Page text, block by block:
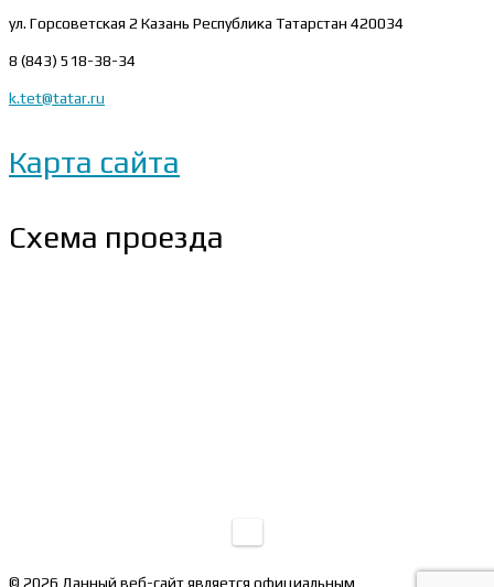
ул. Горсоветская 2 Казань Республика Татарстан 420034
8 (843) 518-38-34
k.tet@tatar.ru
Карта сайта
Схема проезда
© 2026 Данный веб-сайт является официальным